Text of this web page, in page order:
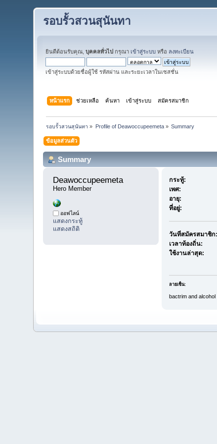
รอบรั้วสวนสุนันทา
ยินดีต้อนรับคุณ,บุคคลทั่วไป กรุณา เข้าสู่ระบบ หรือ ลงทะเบียน
เข้าสู่ระบบด้วยชื่อผู้ใช้ รหัสผ่าน และระยะเวลาในเซสชั่น
หน้าแรก ช่วยเหลือ ค้นหา เข้าสู่ระบบ สมัครสมาชิก
รอบรั้วสวนสุนันทา » Profile of Deawoccupeemeta» Summary
ข้อมูลส่วนตัว
Summary
Deawoccupeemeta
Hero Member
ออฟไลน์
แสดงกระทู้
แสดงสถิติ
กระทู้:
เพศ:
อายุ:
ที่อยู่:
วันที่สมัครสมาชิก:
เวลาท้องถิ่น:
ใช้งานล่าสุด:
ลายเซ็น:
bactrim and